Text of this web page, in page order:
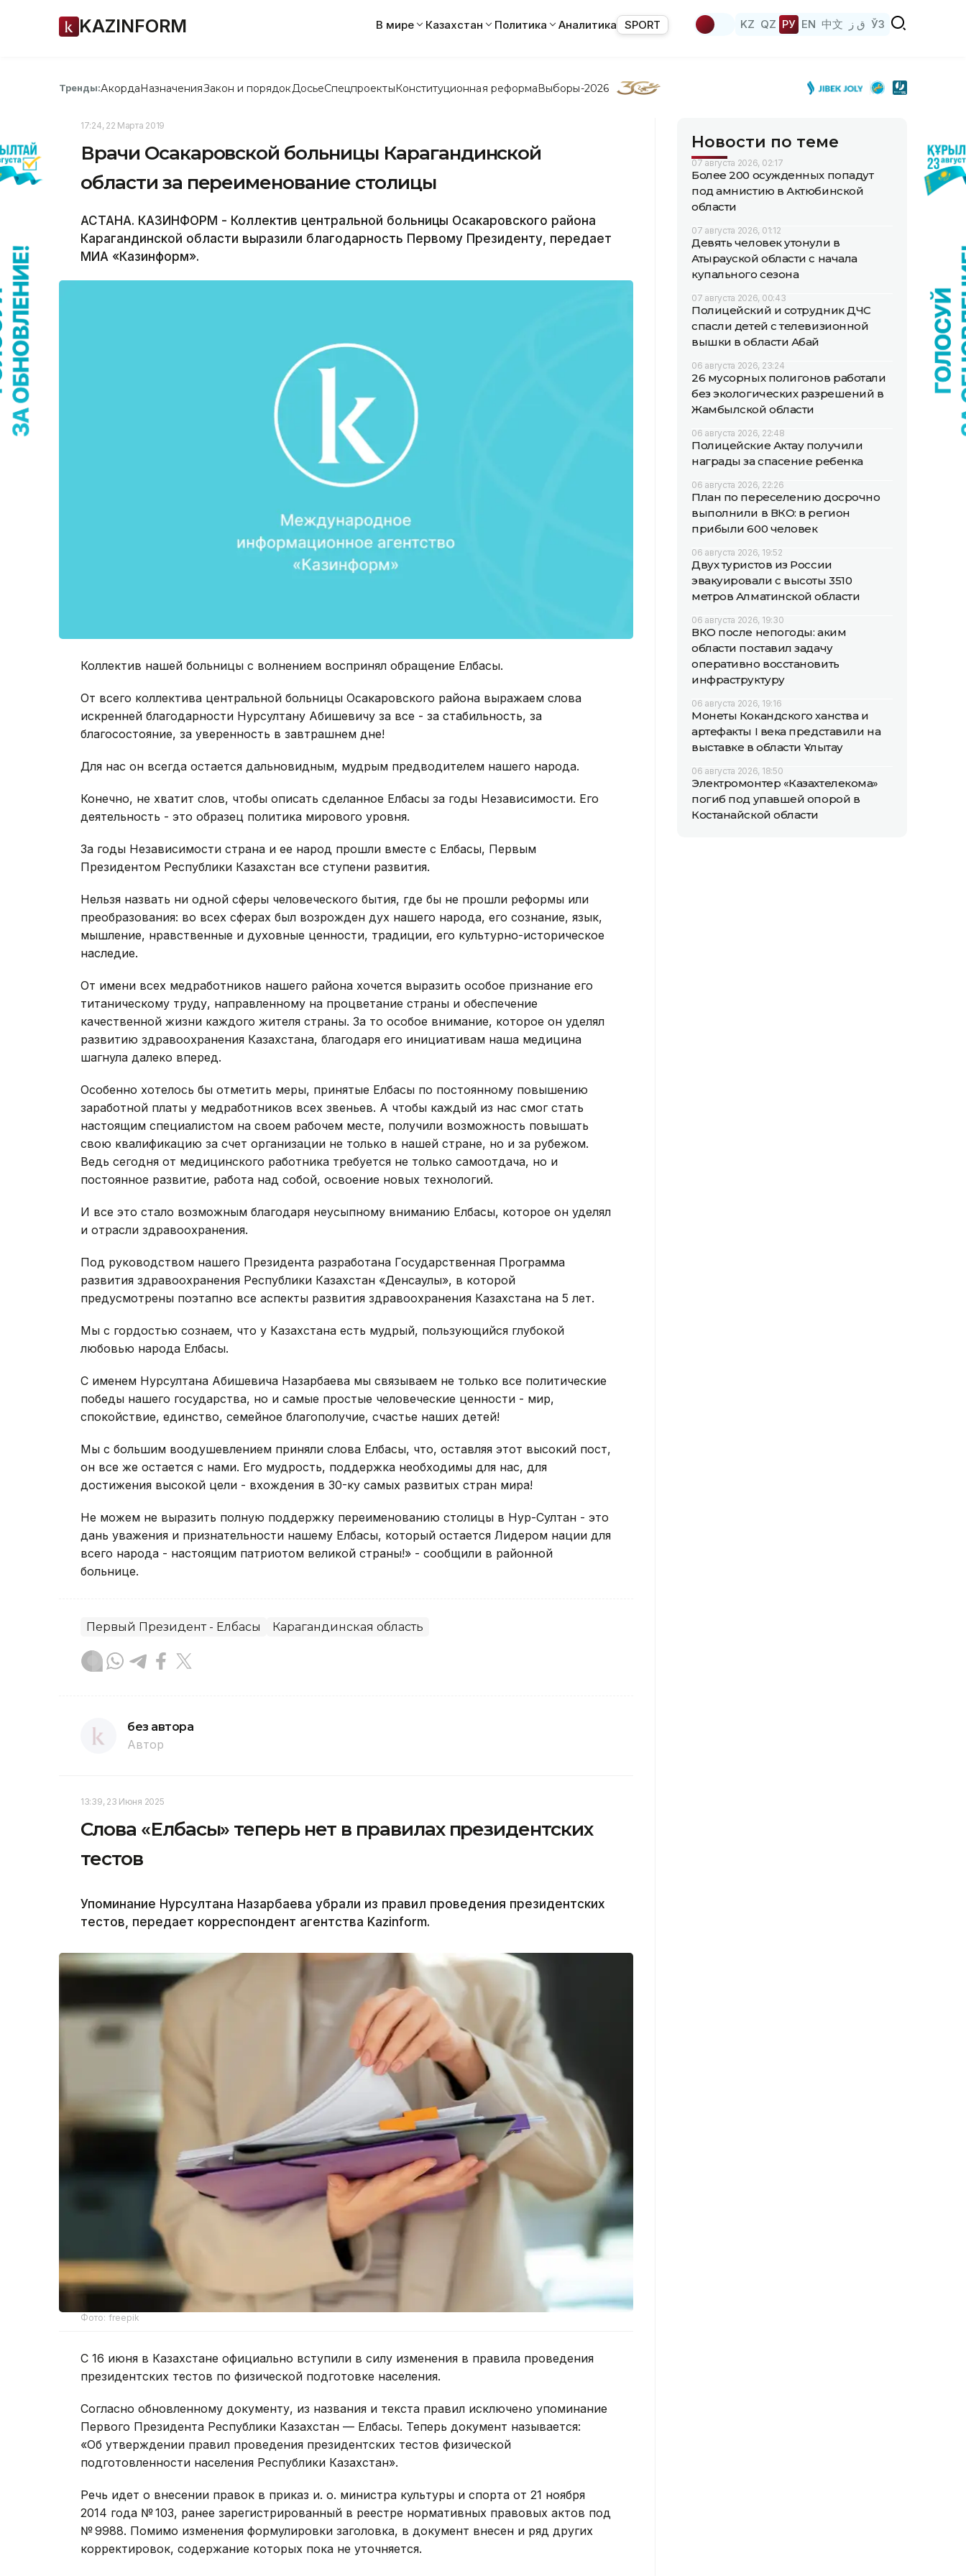
KAZINFORM В мире Казахстан Политика Аналитика SPORT KZ QZ РУ EN 中文 ق ز ЎЗ
Тренды:АкордаНазначенияЗакон и порядок ДосьеСпецпроектыКонституционная реформаВыборы-2026
17:24, 22 Марта 2019
Врачи Осакаровской больницы Карагандинской
области за переименование столицы
АСТАНА. КАЗИНФОРМ - Коллектив центральной больницы Осакаровского района
Карагандинской области выразили благодарность Первому Президенту, передает
МИА «Казинформ».
Коллектив нашей больницы с волнением воспринял обращение Елбасы.
От всего коллектива центральной больницы Осакаровского района выражаем слова
искренней благодарности Нурсултану Абишевичу за все - за стабильность, за
благосостояние, за уверенность в завтрашнем дне!
Для нас он всегда остается дальновидным, мудрым предводителем нашего народа.
Конечно, не хватит слов, чтобы описать сделанное Елбасы за годы Независимости. Его
деятельность - это образец политика мирового уровня.
За годы Независимости страна и ее народ прошли вместе с Елбасы, Первым
Президентом Республики Казахстан все ступени развития.
Нельзя назвать ни одной сферы человеческого бытия, где бы не прошли реформы или
преобразования: во всех сферах был возрожден дух нашего народа, его сознание, язык,
мышление, нравственные и духовные ценности, традиции, его культурно-историческое
наследие.
От имени всех медработников нашего района хочется выразить особое признание его
титаническому труду, направленному на процветание страны и обеспечение
качественной жизни каждого жителя страны. За то особое внимание, которое он уделял
развитию здравоохранения Казахстана, благодаря его инициативам наша медицина
шагнула далеко вперед.
Особенно хотелось бы отметить меры, принятые Елбасы по постоянному повышению
заработной платы у медработников всех звеньев. А чтобы каждый из нас смог стать
настоящим специалистом на своем рабочем месте, получили возможность повышать
свою квалификацию за счет организации не только в нашей стране, но и за рубежом.
Ведь сегодня от медицинского работника требуется не только самоотдача, но и
постоянное развитие, работа над собой, освоение новых технологий.
И все это стало возможным благодаря неусыпному вниманию Елбасы, которое он уделял
и отрасли здравоохранения.
Под руководством нашего Президента разработана Государственная Программа
развития здравоохранения Республики Казахстан «Денсаулық», в которой
предусмотрены поэтапно все аспекты развития здравоохранения Казахстана на 5 лет.
Мы с гордостью сознаем, что у Казахстана есть мудрый, пользующийся глубокой
любовью народа Елбасы.
С именем Нурсултана Абишевича Назарбаева мы связываем не только все политические
победы нашего государства, но и самые простые человеческие ценности - мир,
спокойствие, единство, семейное благополучие, счастье наших детей!
Мы с большим воодушевлением приняли слова Елбасы, что, оставляя этот высокий пост,
он все же остается с нами. Его мудрость, поддержка необходимы для нас, для
достижения высокой цели - вхождения в 30-ку самых развитых стран мира!
Не можем не выразить полную поддержку переименованию столицы в Нур-Султан - это
дань уважения и признательности нашему Елбасы, который остается Лидером нации для
всего народа - настоящим патриотом великой страны!» - сообщили в районной
больнице.
Первый Президент - Елбасы Карагандинская область
без автора
Автор
13:39, 23 Июня 2025
Слова «Елбасы» теперь нет в правилах президентских
тестов
Упоминание Нурсултана Назарбаева убрали из правил проведения президентских
тестов, передает корреспондент агентства Kazinform.
Фото: freepik
С 16 июня в Казахстане официально вступили в силу изменения в правила проведения
президентских тестов по физической подготовке населения.
Согласно обновленному документу, из названия и текста правил исключено упоминание
Первого Президента Республики Казахстан — Елбасы. Теперь документ называется:
«Об утверждении правил проведения президентских тестов физической
подготовленности населения Республики Казахстан».
Речь идет о внесении правок в приказ и. о. министра культуры и спорта от 21 ноября
2014 года № 103, ранее зарегистрированный в реестре нормативных правовых актов под
№ 9988. Помимо изменения формулировки заголовка, в документ внесен и ряд других
корректировок, содержание которых пока не уточняется.
Новости по теме
07 августа 2026, 02:17
Более 200 осужденных попадут
под амнистию в Актюбинской
области
07 августа 2026, 01:12
Девять человек утонули в
Атырауской области с начала
купального сезона
07 августа 2026, 00:43
Полицейский и сотрудник ДЧС
спасли детей с телевизионной
вышки в области Абай
06 августа 2026, 23:24
26 мусорных полигонов работали
без экологических разрешений в
Жамбылской области
06 августа 2026, 22:48
Полицейские Актау получили
награды за спасение ребенка
06 августа 2026, 22:26
План по переселению досрочно
выполнили в ВКО: в регион
прибыли 600 человек
06 августа 2026, 19:52
Двух туристов из России
эвакуировали с высоты 3510
метров Алматинской области
06 августа 2026, 19:30
ВКО после непогоды: аким
области поставил задачу
оперативно восстановить
инфраструктуру
06 августа 2026, 19:16
Монеты Кокандского ханства и
артефакты I века представили на
выставке в области Ұлытау
06 августа 2026, 18:50
Электромонтер «Казахтелекома»
погиб под упавшей опорой в
Костанайской области